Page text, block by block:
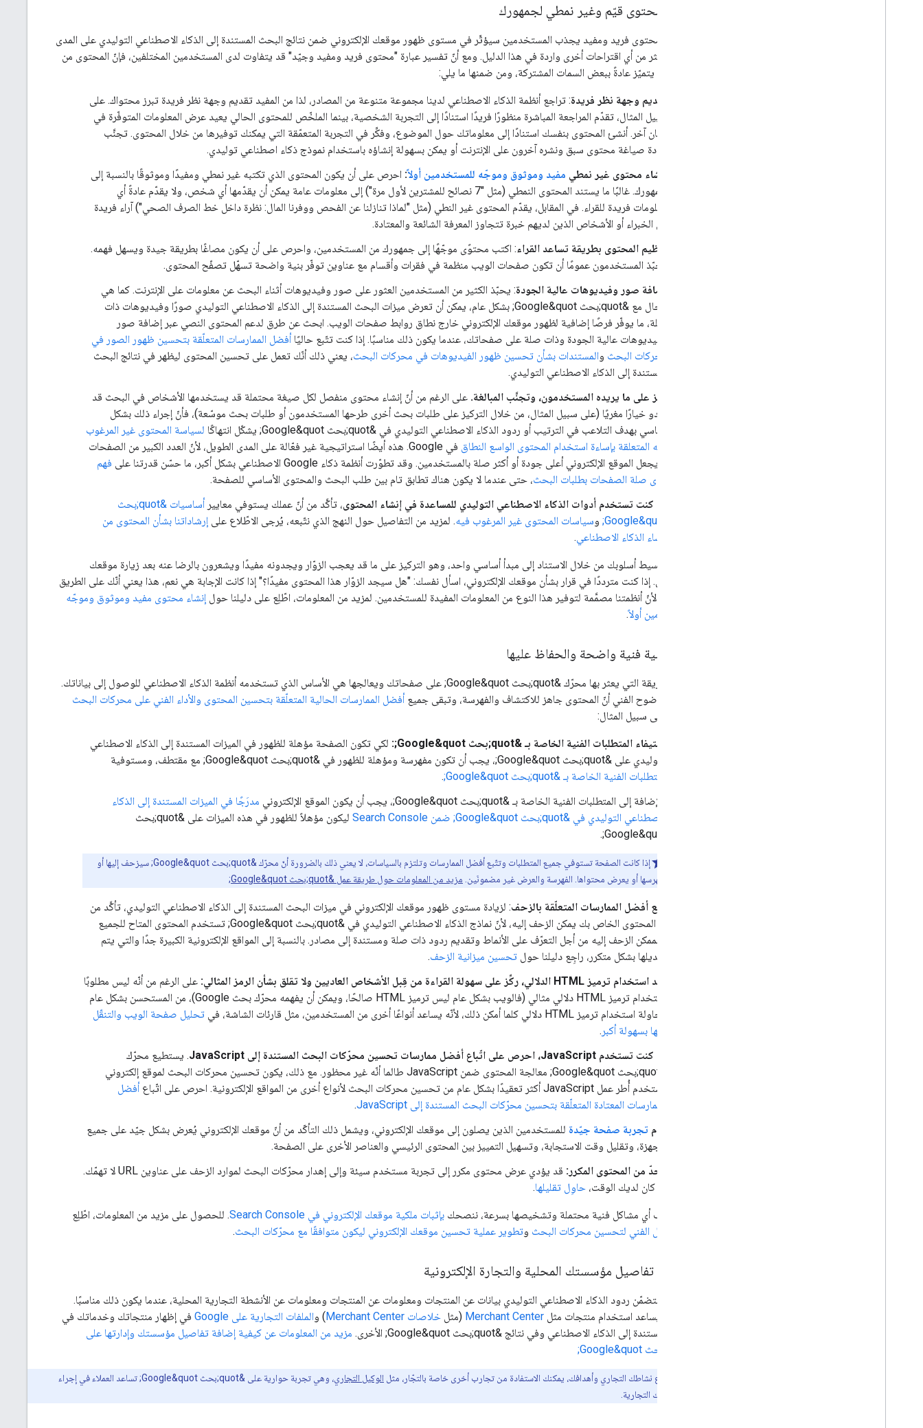
تقديم محتوى قيّم وغير نمطي لجمهورك
إنّ إنشاء محتوى فريد ومفيد يجذب المستخدمين سيؤثّر في مستوى ظهور موقعك الإلكتروني ضمن نتائج البحث المستندة إلى الذكاء الاصطناعي التوليدي على المدى
الطويل أكثر من أي اقتراحات أخرى واردة في هذا الدليل. ومع أنّ تفسير عبارة "محتوى فريد ومفيد وجيّد" قد يتفاوت لدى المستخدمين المختلفين، فإنّ المحتوى من
هذا النوع يتميّز عادةً ببعض السمات المشتركة، ومن ضمنها ما يلي:
تقديم وجهة نظر فريدة: تراجع أنظمة الذكاء الاصطناعي لدينا مجموعة متنوعة من المصادر، لذا من المفيد تقديم وجهة نظر فريدة تبرز محتواك. على
سبيل المثال، تقدّم المراجعة المباشرة منظورًا فريدًا استنادًا إلى التجربة الشخصية، بينما الملخّص للمحتوى الحالي يعيد عرض المعلومات المتوفّرة في
مكان آخر. أنشئ المحتوى بنفسك استنادًا إلى معلوماتك حول الموضوع، وفكِّر في التجربة المتعمّقة التي يمكنك توفيرها من خلال المحتوى. تجنَّب
إعادة صياغة محتوى سبق ونشره آخرون على الإنترنت أو يمكن بسهولة إنشاؤه باستخدام نموذج ذكاء اصطناعي توليدي.
إنشاء محتوى غير نمطي مفيد وموثوق وموجّه للمستخدمين أولاً: احرص على أن يكون المحتوى الذي تكتبه غير نمطي ومفيدًا وموثوقًا بالنسبة إلى
جمهورك. غالبًا ما يستند المحتوى النمطي (مثل "7 نصائح للمشترين لأول مرة") إلى معلومات عامة يمكن أن يقدّمها أي شخص، ولا يقدّم عادةً أي
معلومات فريدة للقراء. في المقابل، يقدّم المحتوى غير النطي (مثل "لماذا تنازلنا عن الفحص ووفرنا المال: نظرة داخل خط الصرف الصحي") آراء فريدة
من الخبراء أو الأشخاص الذين لديهم خبرة تتجاوز المعرفة الشائعة والمعتادة.
تنظيم المحتوى بطريقة تساعد القراء: اكتب محتوًى موجّهًا إلى جمهورك من المستخدمين، واحرص على أن يكون مصاغًا بطريقة جيدة ويسهل فهمه.
يحبّذ المستخدمون عمومًا أن تكون صفحات الويب منظمة في فقرات وأقسام مع عناوين توفّر بنية واضحة تسهّل تصفّح المحتوى.
إضافة صور وفيديوهات عالية الجودة: يحبّذ الكثير من المستخدمين العثور على صور وفيديوهات أثناء البحث عن معلومات على الإنترنت. كما هي
الحال مع &quot;بحث Google&quot; بشكل عام، يمكن أن تعرض ميزات البحث المستندة إلى الذكاء الاصطناعي التوليدي صورًا وفيديوهات ذات
صلة، ما يوفّر فرصًا إضافية لظهور موقعك الإلكتروني خارج نطاق روابط صفحات الويب. ابحث عن طرق لدعم المحتوى النصي عبر إضافة صور
وفيديوهات عالية الجودة وذات صلة على صفحاتك، عندما يكون ذلك مناسبًا. إذا كنت تتّبع حاليًاأفضل الممارسات المتعلّقة بتحسين ظهور الصور في
محركات البحث والمستندات بشأن تحسين ظهور الفيديوهات في محركات البحث، يعني ذلك أنّك تعمل على تحسين المحتوى ليظهر في نتائج البحث
المستندة إلى الذكاء الاصطناعي التوليدي.
ركِّز على ما يريده المستخدمون، وتجنَّب المبالغة. على الرغم من أنّ إنشاء محتوى منفصل لكل صيغة محتملة قد يستخدمها الأشخاص في البحث قد
يبدو خيارًا مغريًا (على سبيل المثال، من خلال التركيز على طلبات بحث أخرى طرحها المستخدمون أو طلبات بحث موسّعة)، فأنّ إجراء ذلك بشكل
أساسي بهدف التلاعب في الترتيب أو ردود الذكاء الاصطناعي التوليدي في &quot;بحث Google&quot; يشكّل انتهاكًا
لسياسة المحتوى غير المرغوب
فيه المتعلقة بإساءة استخدام المحتوى الواسع النطاق
في Google. هذه أيضًا استراتيجية غير فعّالة على المدى الطويل، لأنّ العدد الكبير من الصفحات
لا يجعل الموقع الإلكتروني أعلى جودة أو أكثر صلة بالمستخدمين. وقد تطوّرت أنظمة ذكاء Google الاصطناعي بشكل أكبر، ما حسّن قدرتنا على
فهم
مدى صلة الصفحات بطلبات البحث، حتى عندما لا يكون هناك تطابق تام بين طلب البحث والمحتوى الأساسي للصفحة.
إذا كنت تستخدم أدوات الذكاء الاصطناعي التوليدي للمساعدة في إنشاء المحتوى، تأكَّد من أنّ عملك يستوفي معايير
أساسيات &quot;بحث
Google&quot; وسياسات المحتوى غير المرغوب فيه. لمزيد من التفاصيل حول النهج الذي نتّبعه، يُرجى الاطّلاع على إرشاداتنا بشأن المحتوى من
إنشاء الذكاء الاصطناعي.
يمكنك تبسيط أسلوبك من خلال الاستناد إلى مبدأ أساسي واحد، وهو التركيز على ما قد يعجب الزوّار ويجدونه مفيدًا ويشعرون بالرضا عنه بعد زيارة موقعك
الإلكتروني. إذا كنت مترددًا في قرار بشأن موقعك الإلكتروني، اسأل نفسك: "هل سيجد الزوّار هذا المحتوى مفيدًا؟" إذا كانت الإجابة هي نعم، هذا يعني أنّك على الطريق
الصحيح، لأنّ أنظمتنا مصمَّمة لتوفير هذا النوع من المعلومات المفيدة للمستخدمين. لمزيد من المعلومات، اطّلِع على دليلنا حول إنشاء محتوى مفيد وموثوق وموجّه
للمستخدمين أولاً.
إنشاء بنية فنية واضحة والحفاظ عليها
تبقى الطريقة التي يعثر بها محرّك &quot;بحث Google&quot; على صفحاتك ويعالجها هي الأساس الذي تستخدمه أنظمة الذكاء الاصطناعي للوصول إلى بياناتك.
يضمن الوضوح الفني أنّ المحتوى جاهز للاكتشاف والفهرسة، وتبقى جميعأفضل الممارسات الحالية المتعلّقة بتحسين المحتوى والأداء الفني على محركات البحث
مفيدة، على سبيل المثال:
استيفاء المتطلبات الفنية الخاصة بـ &quot;بحث Google&quot;:
لكي تكون الصفحة مؤهلة للظهور في الميزات المستندة إلى الذكاء الاصطناعي
التوليدي على &quot;بحث Google&quot;، يجب أن تكون مفهرسة ومؤهلة للظهور في &quot;بحث Google&quot; مع مقتطف، ومستوفية
المتطلبات الفنية الخاصة بـ &quot;بحث Google&quot;
.
بالإضافة إلى المتطلبات الفنية الخاصة بـ &quot;بحث Google&quot;، يجب أن يكون الموقع الإلكتروني
مدرَجًا في الميزات المستندة إلى الذكاء
الاصطناعي التوليدي في &quot;بحث Google&quot; ضمن Search Console
ليكون مؤهلاً للظهور في هذه الميزات على &quot;بحث
Google&quot;.
إذا كانت الصفحة تستوفي جميع المتطلبات وتتّبع أفضل الممارسات وتلتزم بالسياسات، لا يعني ذلك بالضرورة أنّ محرّك &quot;بحث Google&quot; سيزحف إليها أو
يفهرسها أو يعرض محتواها. الفهرسة والعرض غير مضمونَين. مزيد من المعلومات حول طريقة عمل &quot;بحث Google&quot;
اتّبِع أفضل الممارسات المتعلّقة بالزحف: لزيادة مستوى ظهور موقعك الإلكتروني في ميزات البحث المستندة إلى الذكاء الاصطناعي التوليدي، تأكَّد من
أنّ المحتوى الخاص بك يمكن الزحف إليه، لأنّ نماذج الذكاء الاصطناعي التوليدي في &quot;بحث Google&quot; تستخدم المحتوى المتاح للجميع
والممكن الزحف إليه من أجل التعرّف على الأنماط وتقديم ردود ذات صلة ومستندة إلى مصادر. بالنسبة إلى المواقع الإلكترونية الكبيرة جدًا والتي يتم
تعديلها بشكل متكرر، راجِع دليلنا حول تحسين ميزانية الزحف.
عند استخدام ترميز HTML الدلالي، ركِّز على سهولة القراءة من قِبل الأشخاص العاديين ولا تقلق بشأن الرمز المثالي:
على الرغم من أنّه ليس مطلوبًا
استخدام ترميز HTML دلالي مثالي (فالويب بشكل عام ليس ترميز HTML صالحًا، ويمكن أن يفهمه محرّك بحث Google)، من المستحسن بشكل عام
محاولة استخدام ترميز HTML دلالي كلما أمكن ذلك، لأنّه يساعد أنواعًا أخرى من المستخدمين، مثل قارئات الشاشة، في
تحليل صفحة الويب والتنقّل
فيها بسهولة أكبر .
إذا كنت تستخدم JavaScript، احرص على اتّباع أفضل ممارسات تحسين محرّكات البحث المستندة إلى JavaScript
. يستطيع محرّك
&quot;بحث Google&quot; معالجة المحتوى ضمن JavaScript طالما أنّه غير محظور. مع ذلك، يكون تحسين محركات البحث لموقع إلكتروني
يستخدم أُطر عمل JavaScript أكثر تعقيدًا بشكل عام من تحسين محركات البحث لأنواع أخرى من المواقع الإلكترونية. احرص على اتّباع
أفضل
الممارسات المعتادة المتعلّقة بتحسين محرّكات البحث المستندة إلى JavaScript
.
قدِّم تجربة صفحة جيّدة للمستخدمين الذين يصلون إلى موقعك الإلكتروني، ويشمل ذلك التأكّد من أنّ موقعك الإلكتروني يُعرض بشكل جيّد على جميع
الأجهزة، وتقليل وقت الاستجابة، وتسهيل التمييز بين المحتوى الرئيسي والعناصر الأخرى على الصفحة.
الحدّ من المحتوى المكرر:
قد يؤدي عرض محتوى مكرر إلى تجربة مستخدم سيئة وإلى إهدار محرّكات البحث لموارد الزحف على عناوين URL لا تهمّك.
إذا كان لديك الوقت، حاوِل تقليلها.
لاستكشاف أي مشاكل فنية محتملة وتشخيصها بسرعة، ننصحك بإثبات ملكية موقعك الإلكتروني في Search Console
. للحصول على مزيد من المعلومات، اطّلِع
الدليل الفني لتحسين محركات البحث وتطوير عملية تحسين موقعك الإلكتروني ليكون متوافقًا مع محرّكات البحث.
تحسين تفاصيل مؤسستك المحلية والتجارة الإلكترونية
يمكن أن تتضمّن ردود الذكاء الاصطناعي التوليدي بيانات عن المنتجات ومعلومات عن المنتجات ومعلومات عن الأنشطة التجارية المحلية، عندما يكون ذلك مناسبًا.
يمكن أن يساعد استخدام منتجات مثل Merchant Center (مثل خلاصات Merchant Center ) والملفات التجارية على Google
في إظهار منتجاتك وخدماتك في
الردود المستندة إلى الذكاء الاصطناعي وفي نتائج &quot;بحث Google&quot; الأخرى.
مزيد من المعلومات عن كيفية إضافة تفاصيل مؤسستك وإدارتها على
استنادًا إلى نوع نشاطك التجاري وأهدافك، يمكنك الاستفادة من تجارب أخرى خاصة بالتجّار، مثل الوكيل التجاري
، وهي تجربة حوارية على &quot;بحث Google&quot; تساعد العملاء في إجراء
محادثات مع علامتك التجارية.